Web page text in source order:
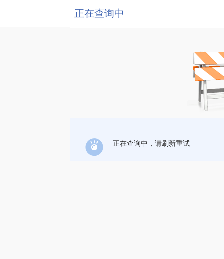
正在查询中
正在查询中，请刷新重试